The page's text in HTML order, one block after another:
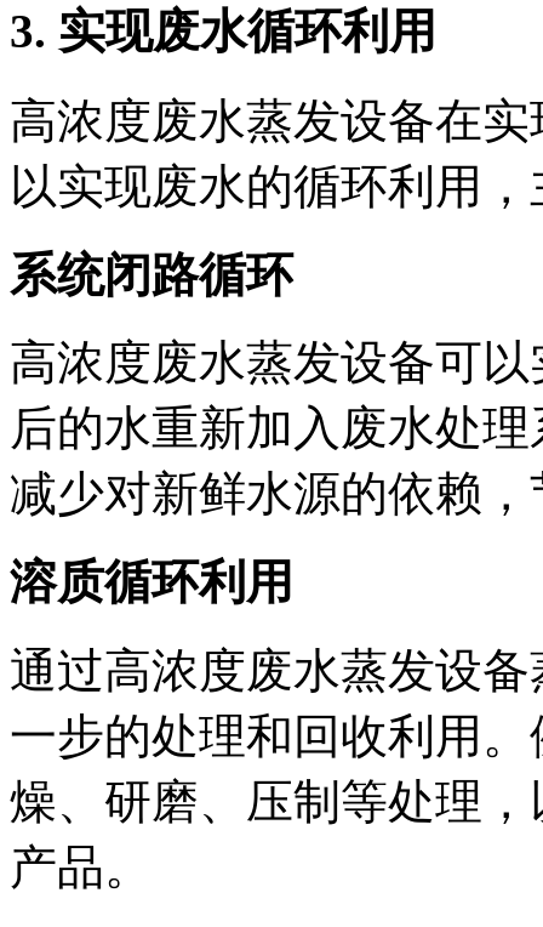
3. 实现废水循环利用
高浓度废水蒸发设备在
以实现废水的循环利用
系统闭路循环
高浓度废水蒸发设备可
后的水重新加入废水处
减少对新鲜水源的依赖
溶质循环利用
通过高浓度废水蒸发设
一步的处理和回收利用
燥、研磨、压制等处理
产品。